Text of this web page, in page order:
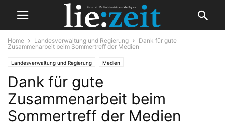
Home Landesverwaltung und Regierung
Dank für gute
Zusammenarbeit beim Sommertreff der Medien
Landesverwaltung und Regierung Medien
Dank für gute
Zusammenarbeit beim
Sommertreff der Medien